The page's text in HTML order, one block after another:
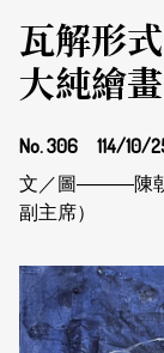
歷史專題
活動列表
活動日曆
地圖搜尋
關於我們
常見問答
關於我們
刊物索取地點
訂閱文化快遞
聯絡我們
我要刊登
會員基本資料
刊登活動
網站
瓦解形
大純繪
No. 306 114/10/
文／圖―――陳朝
副主席）